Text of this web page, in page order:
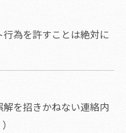
為を許すことは絶対に
を招きかねない連絡内